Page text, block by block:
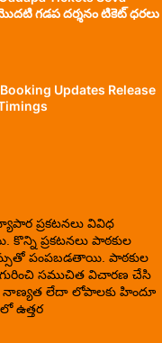
గడప దర్శనం టికెట్ ధరలు
Updates Release
ప్రకటనలు వివిధ
కొన్ని ప్రకటనలు పాఠకుల
పంపబడతాయి. పాఠకుల
గురించి సముచిత విచారణ చేసి
నాణ్యత లేదా లోపాలకు హిందూ
ఉత్తర